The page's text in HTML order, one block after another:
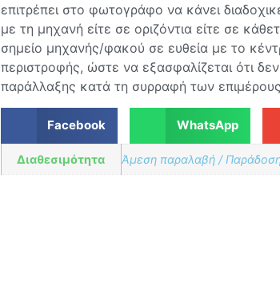
επιτρέπει στο φωτογράφο να κάνει
με τη μηχανή είτε σε οριζόντια είτε σε
σημείο μηχανής/φακού σε ευθεία με το
περιστροφής, ώστε να εξασφαλίζεται ότι
παράλλαξης κατά τη συρραφή των
Facebook WhatsApp
Διαθεσιμότητα Άμεση παραλαβή /